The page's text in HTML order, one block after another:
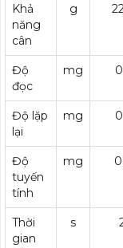
Khả
năng
cân
g
Độ
đọc
mg
Độ lặp
lại
mg
Độ
tuyến
tính
mg
Thời
gian
s